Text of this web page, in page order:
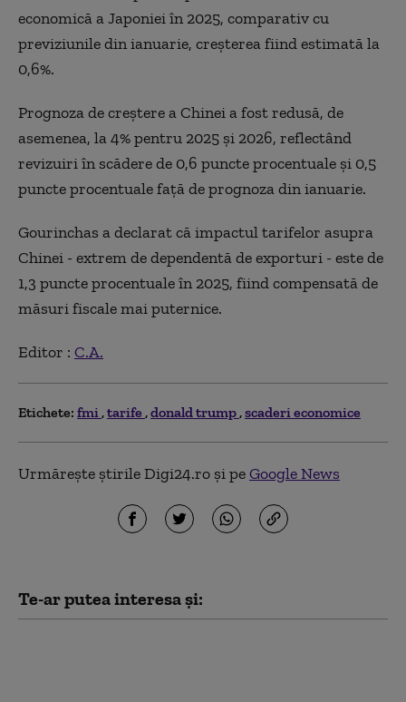
economică a Japoniei în 2025, comparativ cu
previziunile din ianuarie, creşterea fiind estimată la
0,6%.
Prognoza de creştere a Chinei a fost redusă, de
asemenea, la 4% pentru 2025 şi 2026, reflectând
revizuiri în scădere de 0,6 puncte procentuale şi 0,5
puncte procentuale faţă de prognoza din ianuarie.
Gourinchas a declarat că impactul tarifelor asupra
Chinei - extrem de dependentă de exporturi - este de
1,3 puncte procentuale în 2025, fiind compensată de
măsuri fiscale mai puternice.
Editor : C.A.
Etichete: fmi tarife donald trump scaderi economice
Urmărește știrile Digi24.ro și peGoogle News
Te-ar putea interesa și: